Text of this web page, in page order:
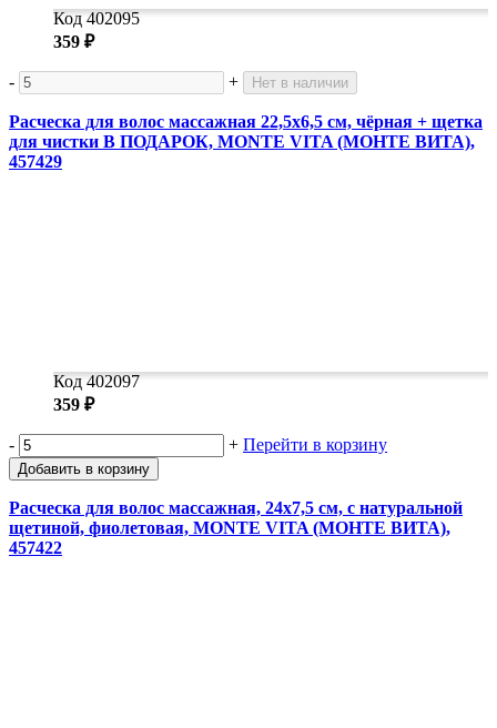
Код 402095
359 ₽
- + Нет в наличии
Расческа для волос массажная 22,5х6,5 см, чёрная + щетка
для чистки В ПОДАРОК, MONTE VITA (МОНТЕ ВИТА),
457429
Код 402097
359 ₽
- + Перейти в корзину
Добавить в корзину
Расческа для волос массажная, 24x7,5 см, с натуральной
щетиной, фиолетовая, MONTE VITA (МОНТЕ ВИТА),
457422